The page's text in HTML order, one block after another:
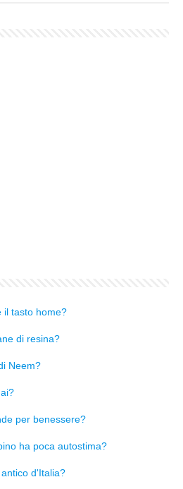
il tasto home?
di resina?
Neem?
per benessere?
ha poca autostima?
d'Italia?